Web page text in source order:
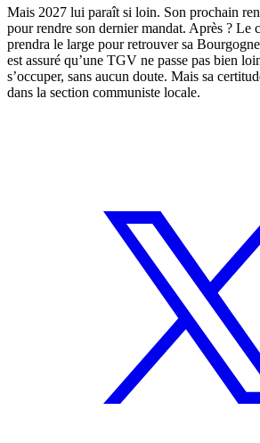
Mais 2027 lui paraît si loin. Son prochain
pour rendre son dernier mandat. Après ? Le
prendra le large pour retrouver sa
est assuré qu’une TGV ne passe pas bien
s’occuper, sans aucun doute. Mais sa
dans la section communiste locale.